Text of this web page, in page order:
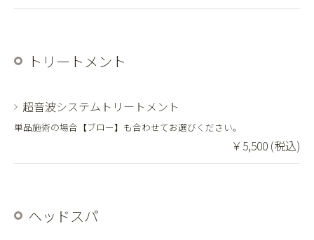
トリートメント
超音波システムトリートメント
単品施術の場合【ブロー】も合わせてお選びください。
￥5,500 (税込)
ヘッドスパ